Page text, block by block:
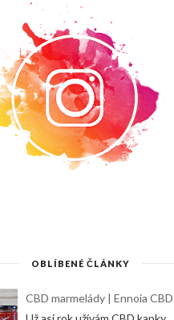
OBLÍBENÉ ČLÁNKY
CBD marmelády | Ennoia CBD